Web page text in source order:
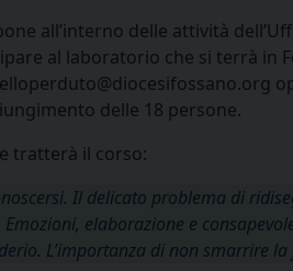
all’interno delle attività
al laboratorio che si terrà in
delle 18 persone.
tratterà il corso:
Il delicato problema di
Emozioni, elaborazione e
L’importanza di non smarrire